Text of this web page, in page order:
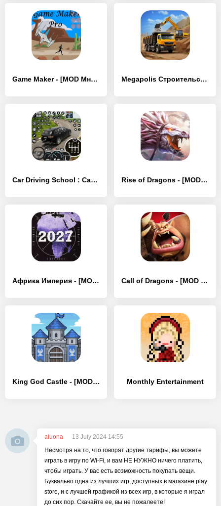
Game Maker - [MOD Много монет] Megapolis Строительство Города - [MOD Много монет]
Car Driving School : Car Games - [MOD Много монет] Rise of Dragons - [MOD Бесконечные деньги]
Африка Империя - [MOD Много монет] Call of Dragons - [MOD Бесконечные монеты]
King God Castle - [MOD Много монет] Monthly Entertainment
aluona
13 July 2024 14:55
Несмотря на то, что говорят другие тарифы, вы можете
играть в игру по Wi-Fi, и вам НЕ НУЖНО ничего платить,
чтобы играть. У вас есть возможность покупать вещи.
Буквально одна из лучших игр, доступных в магазине play
store, и с лучшей графикой из всех игр, в которые я играл
до сих пор. Скачайте ее, вы не пожалеете!